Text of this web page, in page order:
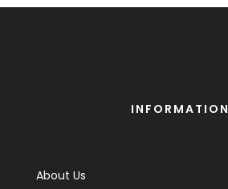
INFORMATION
About Us